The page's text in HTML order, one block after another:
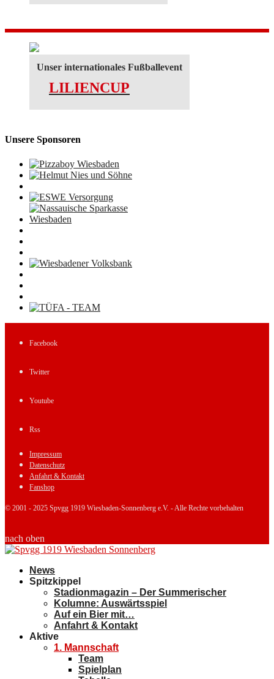
Unser internationales Fußballevent
LILIENCUP
Unsere Sponsoren
Facebook
Twitter
Youtube
Rss
Impressum
Datenschutz
Anfahrt & Kontakt
Fanshop
© 2001 - 2025 Spvgg 1919 Wiesbaden-Sonnenberg e.V. - Alle Rechte vorbehalten
nach oben
News
Spitzkippel
Stadionmagazin – Der Summerischer
Kolumne: Auswärtsspiel
Auf ein Bier mit…
Anfahrt & Kontakt
Aktive
1. Mannschaft
Team
Spielplan